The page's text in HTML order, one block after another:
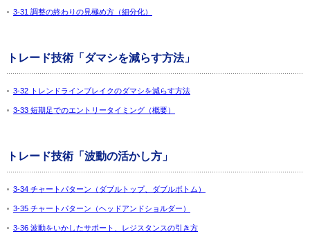
3-31 調整の終わりの見極め方（細分化）
トレード技術「ダマシを減らす方法」
3-32 トレンドラインブレイクのダマシを減らす方法
3-33 短期足でのエントリータイミング（概要）
トレード技術「波動の活かし方」
3-34 チャートパターン（ダブルトップ、ダブルボトム）
3-35 チャートパターン（ヘッドアンドショルダー）
3-36 波動をいかしたサポート、レジスタンスの引き方